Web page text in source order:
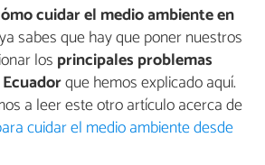
cuidar el medio ambiente en
sabes que hay que poner nuestros
los principales problemas
que hemos explicado aquí.
a leer este otro artículo acerca de
cuidar el medio ambiente desde